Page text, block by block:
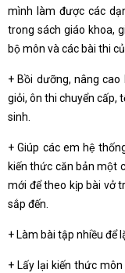
mình làm được các
trong sách giáo khoa,
bộ môn và các bài thi
+ Bồi dưỡng, nâng
giỏi, ôn thi chuyển cấp,
sinh.
+ Giúp các em hệ
kiến thức căn bản một
mới để theo kịp bài vở
sắp đến.
+ Làm bài tập nhiều để
+ Lấy lại kiến thức